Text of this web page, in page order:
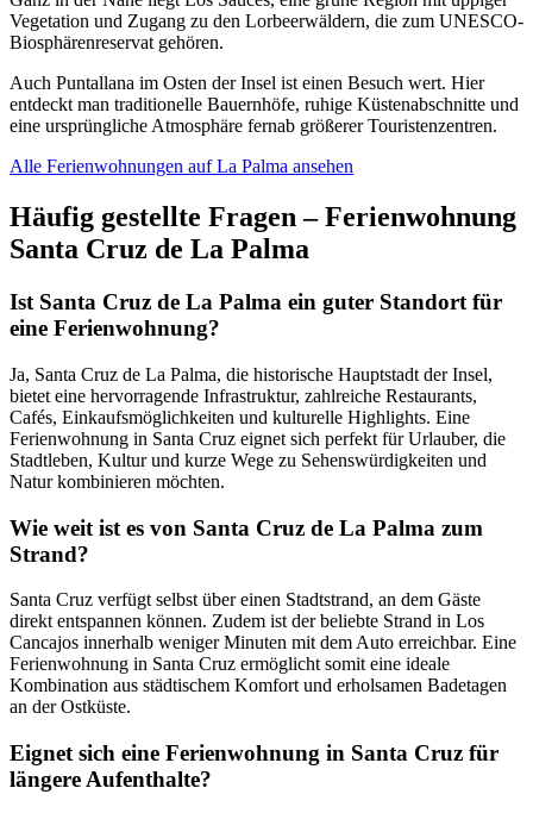
Vegetation und Zugang zu den Lorbeerwäldern, die zum UNESCO-
Biosphärenreservat gehören.
Auch Puntallana im Osten der Insel ist einen Besuch wert. Hier
entdeckt man traditionelle Bauernhöfe, ruhige Küstenabschnitte und
eine ursprüngliche Atmosphäre fernab größerer Touristenzentren.
Alle Ferienwohnungen auf La Palma ansehen
Häufig gestellte Fragen – Ferienwohnung
Santa Cruz de La Palma
Ist Santa Cruz de La Palma ein guter Standort für
eine Ferienwohnung?
Ja, Santa Cruz de La Palma, die historische Hauptstadt der Insel,
bietet eine hervorragende Infrastruktur, zahlreiche Restaurants,
Cafés, Einkaufsmöglichkeiten und kulturelle Highlights. Eine
Ferienwohnung in Santa Cruz eignet sich perfekt für Urlauber, die
Stadtleben, Kultur und kurze Wege zu Sehenswürdigkeiten und
Natur kombinieren möchten.
Wie weit ist es von Santa Cruz de La Palma zum
Strand?
Santa Cruz verfügt selbst über einen Stadtstrand, an dem Gäste
direkt entspannen können. Zudem ist der beliebte Strand in Los
Cancajos innerhalb weniger Minuten mit dem Auto erreichbar. Eine
Ferienwohnung in Santa Cruz ermöglicht somit eine ideale
Kombination aus städtischem Komfort und erholsamen Badetagen
an der Ostküste.
Eignet sich eine Ferienwohnung in Santa Cruz für
längere Aufenthalte?